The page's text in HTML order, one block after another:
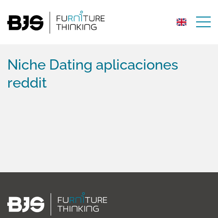
Niche Dating aplicaciones
reddit